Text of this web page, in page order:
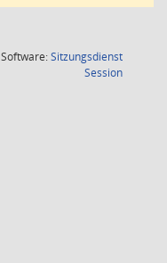
Software:Sitzungsdienst
Session(Wird in